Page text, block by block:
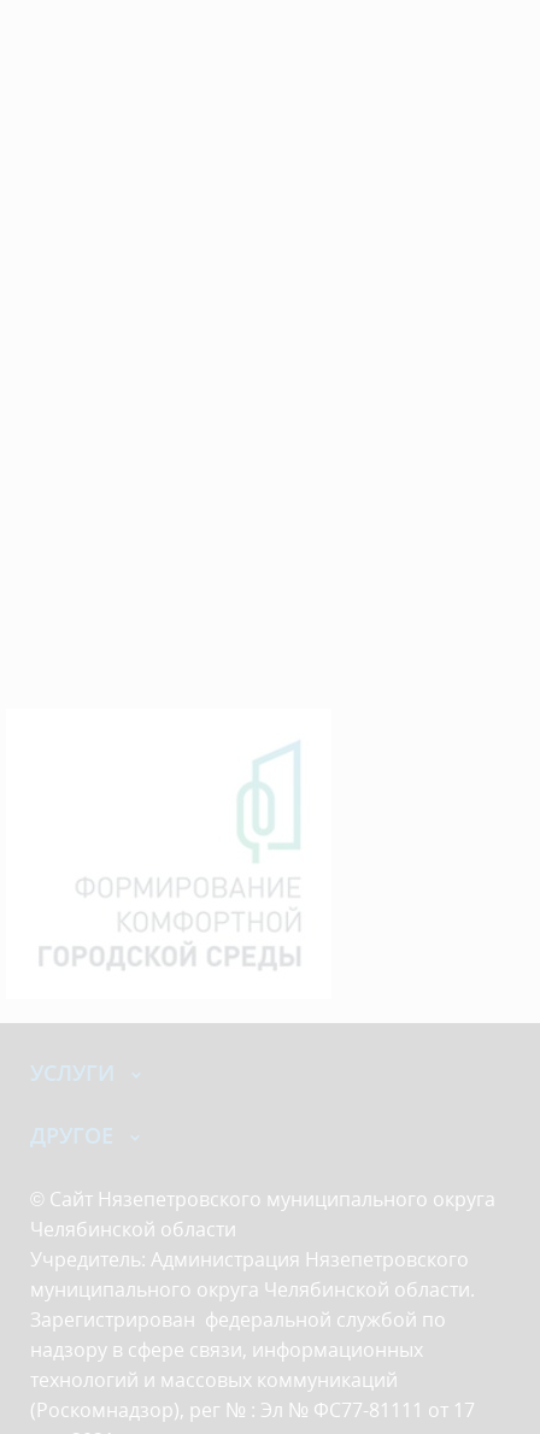
УСЛУГИ
ДРУГОЕ
© Сайт Нязепетровского муниципального округа
Челябинской области
Учредитель: Администрация Нязепетровского
муниципального округа Челябинской области.
Зарегистрирован федеральной службой по
надзору в сфере связи, информационных
технологий и массовых коммуникаций
(Роскомнадзор), рег № : Эл № ФС77-81111 от 17